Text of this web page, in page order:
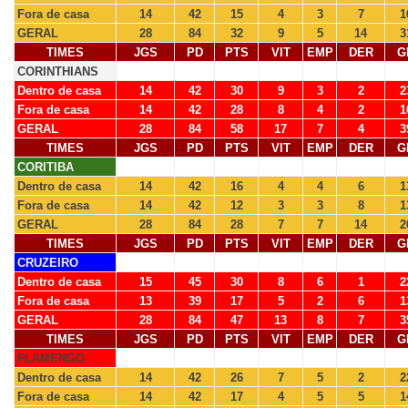
Fora de casa
14 42 15 4 3 7
GERAL
28 84 32 9 5 14
TIMES
JGS PD PTS VIT EMP DER
CORINTHIANS
Dentro de casa
14 42 30 9 3 2
Fora de casa
14 42 28 8 4 2
GERAL
28 84 58 17 7 4
TIMES
JGS PD PTS VIT EMP DER
CORITIBA
Dentro de casa
14 42 16 4 4 6
Fora de casa
14 42 12 3 3 8
GERAL
28 84 28 7 7 14
TIMES
JGS PD PTS VIT EMP DER
CRUZEIRO
Dentro de casa
15 45 30 8 6 1
Fora de casa
13 39 17 5 2 6
GERAL
28 84 47 13 8 7
TIMES
JGS PD PTS VIT EMP DER
FLAMENGO
Dentro de casa
14 42 26 7 5 2
Fora de casa
14 42 17 4 5 5